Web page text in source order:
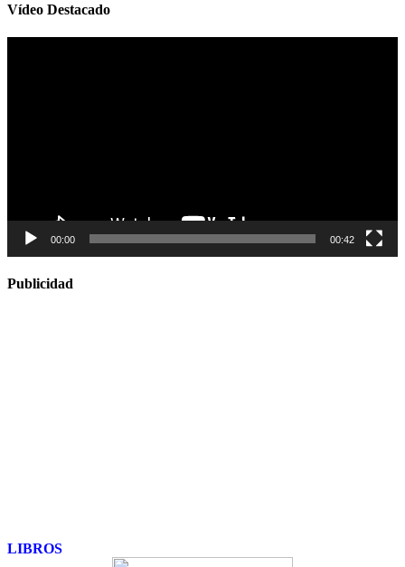
Vídeo Destacado
00:00 00:42
Publicidad
LIBROS